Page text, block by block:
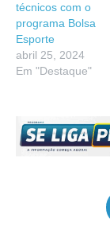
técnicos com o
programa Bolsa
Esporte
abril 25, 2024
Em "Destaque"